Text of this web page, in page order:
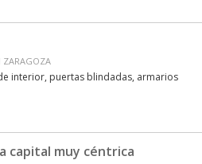
ZARAGOZA
interior, puertas blindadas, armarios
capital muy céntrica